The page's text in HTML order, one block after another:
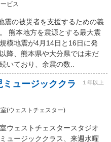
ビス
震の被災者を支援するための義
熊本地方を震源とする最大震
模地震が4月14日と16日に発
降、熊本県や大分県では未だ
いており、余震の数..
ュージッククラ
１年以上
(ウェストチェスター)
ウェストチェスタースタジオ
ュージッククラス、来週水曜